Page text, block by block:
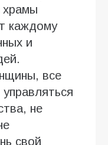
храмы
каждому
и
все
не
свой